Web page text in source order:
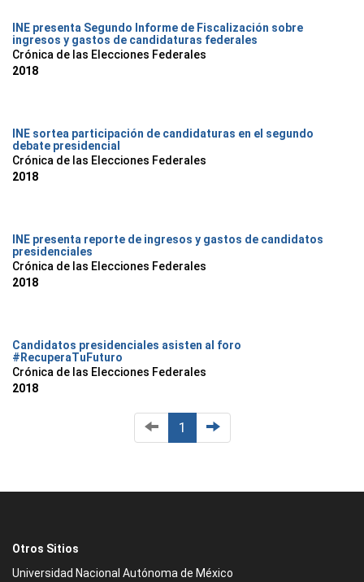
INE presenta Segundo Informe de Fiscalización sobre
ingresos y gastos de candidaturas federales
Crónica de las Elecciones Federales
2018
INE sortea participación de candidaturas en el segundo
debate presidencial
Crónica de las Elecciones Federales
2018
INE presenta reporte de ingresos y gastos de candidatos
presidenciales
Crónica de las Elecciones Federales
2018
Candidatos presidenciales asisten al foro
#RecuperaTuFuturo
Crónica de las Elecciones Federales
2018
1
Otros Sitios
Universidad Nacional Autónoma de México